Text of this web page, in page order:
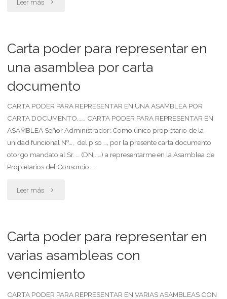
para
gestiones
y
trámites
en
su
nombre"
Leer más
representar
en
una
asamblea"
Carta poder para representar en
una asamblea por carta
documento
CARTA PODER PARA REPRESENTAR EN UNA ASAMBLEA POR
CARTA DOCUMENTO.__ CARTA PODER PARA REPRESENTAR EN
ASAMBLEA Señor Administrador: Como único propietario de la
unidad funcional Nº…, del piso …, por la presente carta documento
otorgo mandato al Sr. … (DNI. …) a representarme en la Asamblea de
Propietarios del Consorcio …
Leer más "Carta
representar
en
una
Carta poder para representar en
varias asambleas con
vencimiento
CARTA PODER PARA REPRESENTAR EN VARIAS ASAMBLEAS CON